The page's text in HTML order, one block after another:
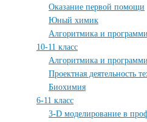
Оказание первой помощи
Юный химик
Алгоритмика и
10-11 класс
Алгоритмика и
Проектная деятельность
Биохимия
6-11 класс
3-D моделирование в